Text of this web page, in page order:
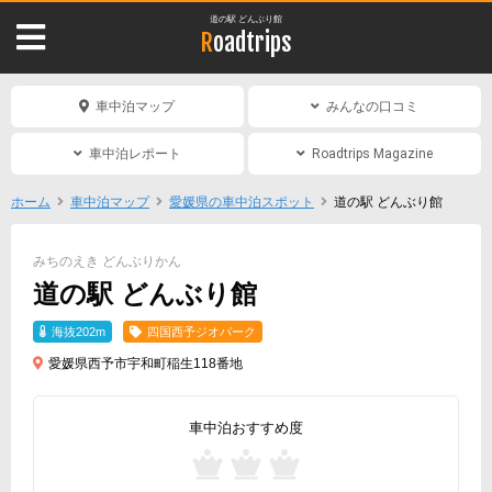
道の駅 どんぶり館
Roadtrips
車中泊マップ みんなの口コミ
車中泊レポート Roadtrips Magazine
ホーム 車中泊マップ 愛媛県の車中泊スポット 道の駅 どんぶり館
みちのえき どんぶりかん
道の駅 どんぶり館
海抜202m 四国西予ジオパーク
愛媛県西予市宇和町稲生118番地
車中泊おすすめ度